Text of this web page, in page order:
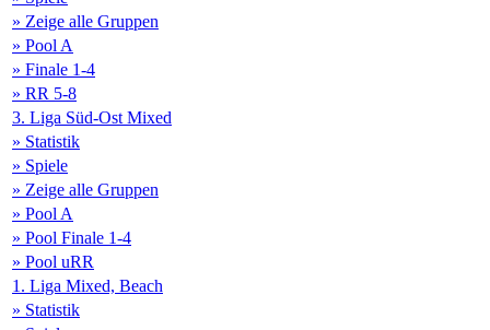
» Zeige alle Gruppen
» Pool A
» Finale 1-4
» RR 5-8
3. Liga Süd-Ost Mixed
» Statistik
» Spiele
» Zeige alle Gruppen
» Pool A
» Pool Finale 1-4
» Pool uRR
1. Liga Mixed, Beach
» Statistik